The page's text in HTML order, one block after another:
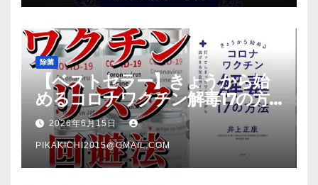
除菌
【ベストセラー】きょうから始
めるコロナワクチン解毒17の方
法【本要約】
2026年6月15日
PIKAKICHI2015@GMAIL.COM